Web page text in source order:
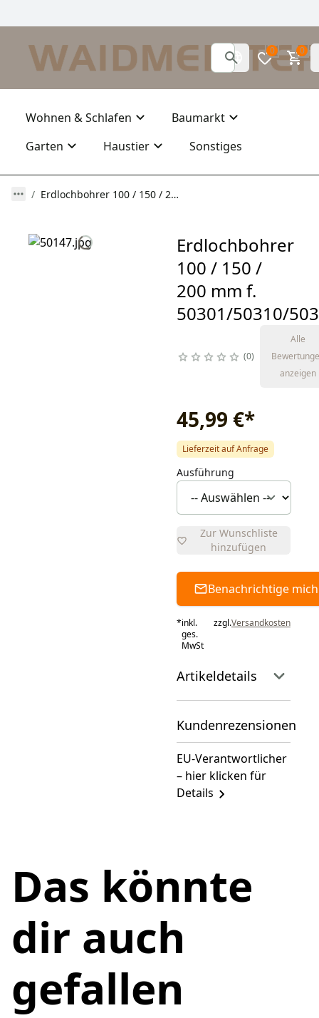
0 0
Wohnen & Schlafen
Baumarkt
Garten
Haustier Sonstiges
Erdlochbohrer 100 / 150 / 200 mm f. 50301/50310/50311
Erdlochbohrer
100 / 150 /
200 mm f.
50301/50310/
0
Alle
anzeigen
45,99 €*
Lieferzeit auf Anfrage
Ausführung
Zur Wunschliste
hinzufügen
Benachrichtige mich
*inkl.
ges.
MwSt
zzgl.Versandkosten
Artikeldetails
Kundenrezensionen
EU-Verantwortlicher
– hier klicken für
Details
Das könnte
dir auch
gefallen